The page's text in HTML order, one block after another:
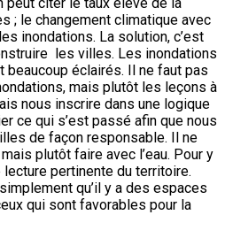
; le changement climatique avec
inondations. La solution, c’est
les villes. Les inondations
beaucoup éclairés. Il ne faut pas
mais plutôt les leçons à
nous inscrire dans une logique
ce qui s’est passé afin que nous
de façon responsable. Il ne
plutôt faire avec l’eau. Pour y
pertinente du territoire.
qu’il y a des espaces
qui sont favorables pour la